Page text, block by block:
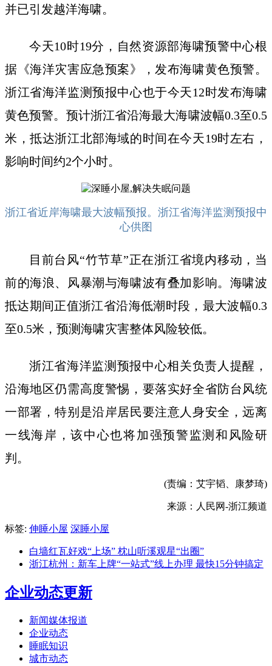
并已引发越洋海啸。
今天10时19分，自然资源部海啸预警中心根
据《海洋灾害应急预案》，发布海啸黄色预警。
浙江省海洋监测预报中心也于今天12时发布海啸
黄色预警。预计浙江省沿海最大海啸波幅0.3至0.5
米，抵达浙江北部海域的时间在今天19时左右，
影响时间约2个小时。
浙江省近岸海啸最大波幅预报。浙江省海洋监测预报中
心供图
目前台风“竹节草”正在浙江省境内移动，当
前的海浪、风暴潮与海啸波有叠加影响。海啸波
抵达期间正值浙江省沿海低潮时段，最大波幅0.3
至0.5米，预测海啸灾害整体风险较低。
浙江省海洋监测预报中心相关负责人提醒，
沿海地区仍需高度警惕，要落实好全省防台风统
一部署，特别是沿岸居民要注意人身安全，远离
一线海岸，该中心也将加强预警监测和风险研
判。
(责编：艾宇韬、康梦琦)
来源：人民网-浙江频道
标签: 伸睡小屋 深睡小屋
白墙红瓦好戏“上场” 枕山听溪观星“出圈”
浙江杭州：新车上牌“一站式”线上办理 最快15分钟搞定
企业动态更新
新闻媒体报道
企业动态
睡眠知识
城市动态